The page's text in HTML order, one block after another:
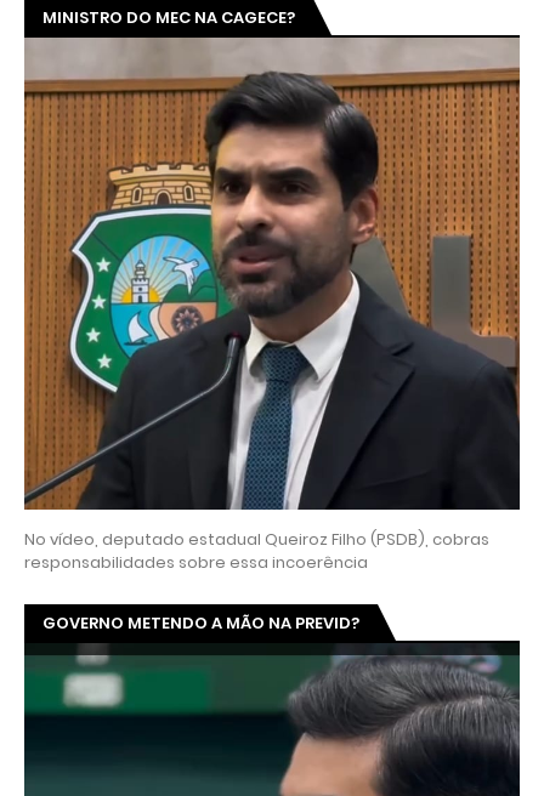
MINISTRO DO MEC NA CAGECE?
No vídeo, deputado estadual Queiroz Filho (PSDB), cobras
responsabilidades sobre essa incoerência
GOVERNO METENDO A MÃO NA PREVID?